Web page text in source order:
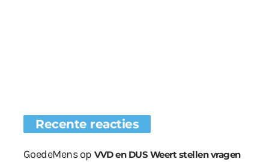
Recente reacties
GoedeMensop VVD en DUS Weert stellen vragen